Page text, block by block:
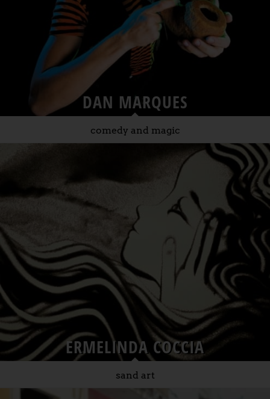
DAN MARQUES
comedy and magic
ERMELINDA COCCIA
sand art